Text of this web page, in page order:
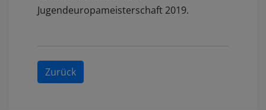
Jugendeuropameisterschaft 2019.
Zurück